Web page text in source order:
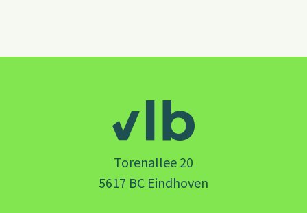
Torenallee 20
5617 BC Eindhoven